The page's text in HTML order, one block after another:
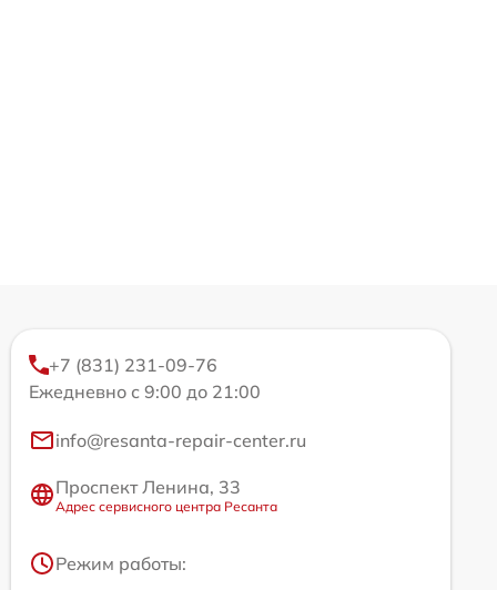
+7 (831) 231-09-76
Ежедневно с 9:00 до 21:00
info@resanta-repair-center.ru
Проспект Ленина, 33
Адрес сервисного центра Ресанта
Режим работы: